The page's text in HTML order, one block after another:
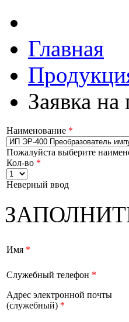
Главная
Заявка
Наименование *
Пожалуйста выберите
Кол-во *
Неверный ввод
Имя *
Служебный телефон *
Адрес электронной почты
(служебный) *